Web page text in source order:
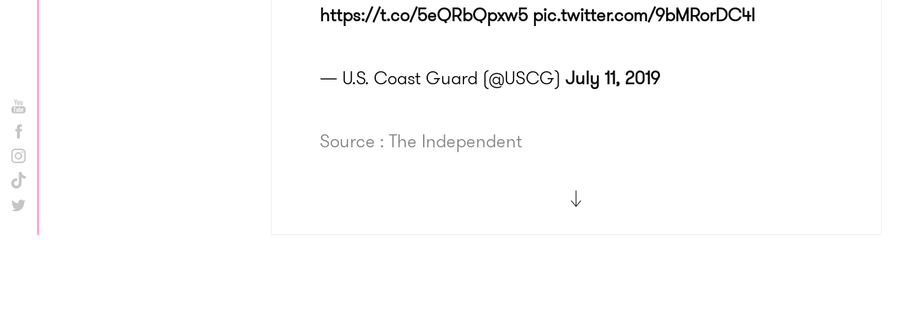
https://t.co/5eQRbQpxw5 pic.twitter.com/9bMRorDC4I
— U.S. Coast Guard (@USCG) July 11, 2019
Source : The Independent